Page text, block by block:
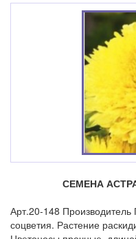
СЕМЕНА
Арт.20-148
соцветия. Растение